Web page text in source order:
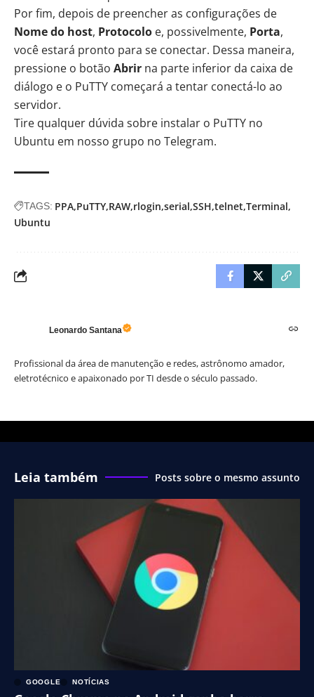
Por fim, depois de preencher as configurações de
Nome do host, Protocolo e, possivelmente, Porta,
você estará pronto para se conectar. Dessa maneira,
pressione o botão Abrir na parte inferior da caixa de
diálogo e o PuTTY começará a tentar conectá-lo ao
servidor.
Tire qualquer dúvida sobre instalar o PuTTY no
Ubuntu em nosso grupo no Telegram.
TAGS: PPA PuTTY RAW rlogin serial SSH telnet Terminal
Ubuntu
Leonardo Santana
Profissional da área de manutenção e redes, astrônomo amador,
eletrotécnico e apaixonado por TI desde o século passado.
Leia também Posts sobre o mesmo assunto
GOOGLE NOTÍCIAS